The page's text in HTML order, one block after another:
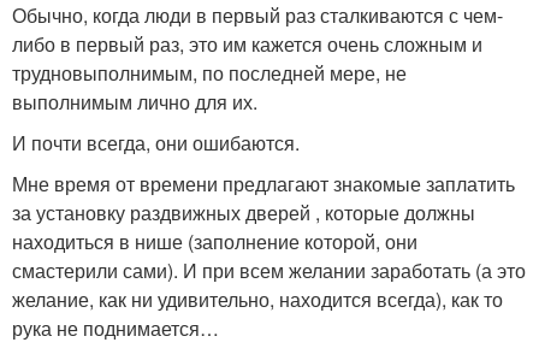
Обычно, когда люди в первый раз сталкиваются с чем-
либо в первый раз, это им кажется очень сложным и
трудновыполнимым, по последней мере, не
выполнимым лично для их.
И почти всегда, они ошибаются.
Мне время от времени предлагают знакомые заплатить
за установку раздвижных дверей , которые должны
находиться в нише (заполнение которой, они
смастерили сами). И при всем желании заработать (а это
желание, как ни удивительно, находится всегда), как то
рука не поднимается…